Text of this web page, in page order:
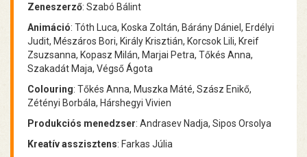
Zeneszerző: Szabó Bálint
Animáció: Tóth Luca, Koska Zoltán, Bárány Dániel, Erdélyi
Judit, Mészáros Bori, Király Krisztián, Korcsok Lili, Kreif
Zsuzsanna, Kopasz Milán, Marjai Petra, Tőkés Anna,
Szakadát Maja, Végső Ágota
Colouring: Tőkés Anna, Muszka Máté, Szász Enikő,
Zétényi Borbála, Hárshegyi Vivien
Produkciós menedzser: Andrasev Nadja, Sipos Orsolya
Kreatív asszisztens: Farkas Júlia